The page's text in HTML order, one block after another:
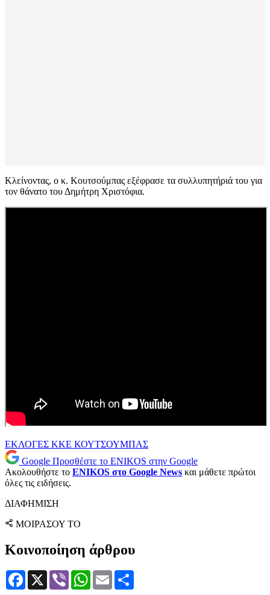
Κλείνοντας, ο κ. Κουτσούμπας εξέφρασε τα συλλυπητήριά του για
τον θάνατο του Δημήτρη Χριστόφια.
ΕΚΛΟΓΕΣ ΚΚΕ ΚΟΥΤΣΟΥΜΠΑΣ
Google Προσθέστε το ENIKOS στην Google
Ακολουθήστε το ENIKOS στο Google News και μάθετε πρώτοι
όλες τις ειδήσεις.
ΔΙΑΦΗΜΙΣΗ
ΜΟΙΡΑΣΟΥ ΤΟ
Κοινοποίηση άρθρου
Facebook
X Viber WhatsApp
Email